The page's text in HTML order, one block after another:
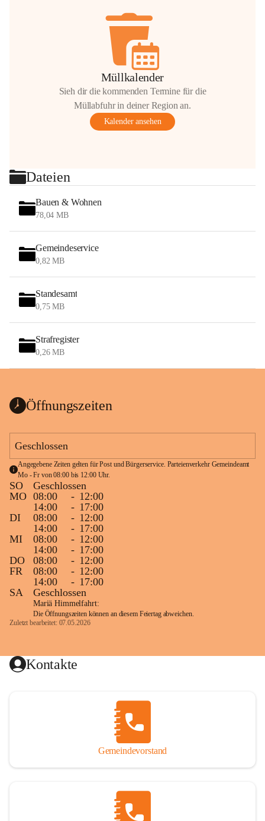
Müllkalender
Sieh dir die kommenden Termine für die
Müllabfuhr in deiner Region an.
Kalender ansehen
Dateien
Bauen & Wohnen
78,04 MB
Gemeindeservice
0,82 MB
Standesamt
0,75 MB
Strafregister
0,26 MB
Öffnungszeiten
Geschlossen
Angegebene Zeiten gelten für Post und Bürgerservice. Parteienverkehr Gemeindeamt
Mo - Fr von 08:00 bis 12:00 Uhr.
SO
Geschlossen
MO 08:00 - 12:00
14:00
- 17:00
DI
08:00 - 12:00
14:00
- 17:00
MI
08:00 - 12:00
14:00
- 17:00
DO
08:00 - 12:00
FR
08:00 - 12:00
14:00
- 17:00
SA
Geschlossen
Mariä Himmelfahrt:
Die Öffnungszeiten können an diesem Feiertag abweichen.
Zuletzt bearbeitet: 07.05.2026
Kontakte
Gemeindevorstand